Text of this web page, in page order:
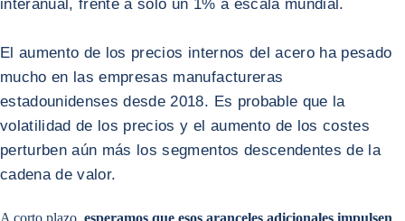
interanual, frente a sólo un 1% a escala mundial.
El aumento de los precios internos del acero ha pesado
mucho en las empresas manufactureras
estadounidenses desde 2018. Es probable que la
volatilidad de los precios y el aumento de los costes
perturben aún más los segmentos descendentes de la
cadena de valor.
A corto plazo, esperamos que esos aranceles adicionales impulsen